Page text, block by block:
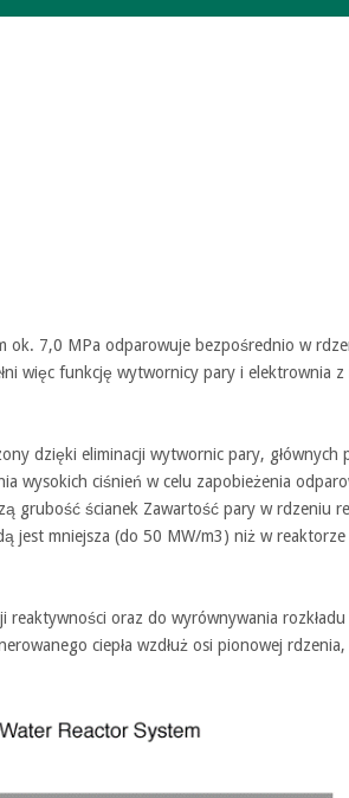
ok. 7,0 MPa odparowuje bezpośrednio w
więc funkcję wytwornicy pary i elektrownia z
dzięki eliminacji wytwornic pary, głównych
wysokich ciśnień w celu zapobieżenia
grubość ścianek Zawartość pary w rdzeniu
jest mniejsza (do 50 MW/m3) niż w reaktorze
reaktywności oraz do wyrównywania
ciepła wzdłuż osi pionowej rdzenia,